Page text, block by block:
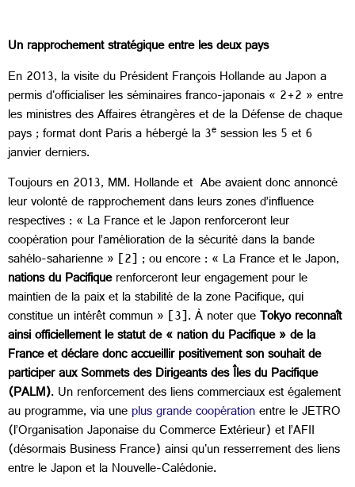
Un rapprochement stratégique entre les deux pays
En 2013, la visite du Président François Hollande au Japon a
permis d'officialiser les séminaires franco-japonais « 2+2 » entre
les ministres des Affaires étrangères et de la Défense de chaque
pays ; format dont Paris a hébergé la 3e session les 5 et 6
janvier derniers.
Toujours en 2013, MM. Hollande et Abe avaient donc annoncé
leur volonté de rapprochement dans leurs zones d’influence
respectives : « La France et le Japon renforceront leur
coopération pour l’amélioration de la sécurité dans la bande
sahélo-saharienne » [2] ; ou encore : « La France et le Japon,
nations du Pacifiquerenforceront leur engagement pour le
maintien de la paix et la stabilité de la zone Pacifique, qui
constitue un intérêt commun » [3]. À noter queTokyo reconnaît
ainsi officiellement le statut de « nation du Pacifique » de la
France et déclare donc accueillir positivement son souhait de
participer aux Sommets des Dirigeants des Îles du Pacifique
(PALM). Un renforcement des liens commerciaux est également
au programme, via uneplus grande coopérationentre le JETRO
(l’Organisation Japonaise du Commerce Extérieur) et l’AFII
(désormais Business France) ainsi qu'un resserrement des liens
entre le Japon et la Nouvelle-Calédonie.